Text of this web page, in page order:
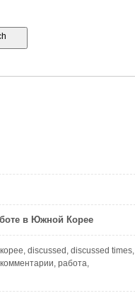
в Южной Корее
discussed, discussed times,
работа,